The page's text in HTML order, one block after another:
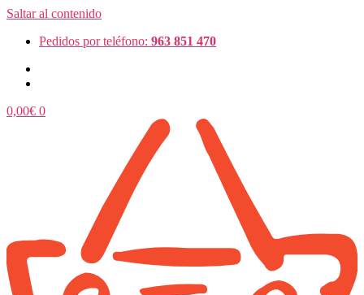
Saltar al contenido
Pedidos por teléfono: 963 851 470
0,00€ 0